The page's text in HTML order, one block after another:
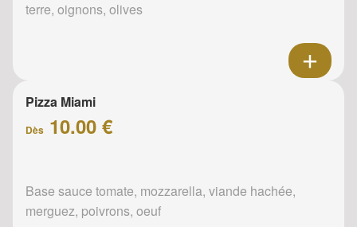
terre, oignons, olives
Pizza Miami
Dès 10.00 €
Base sauce tomate, mozzarella, viande hachée,
merguez, poivrons, oeuf